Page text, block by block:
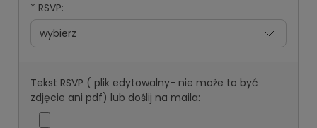
* RSVP:
Tekst RSVP ( plik edytowalny- nie może to być
zdjęcie ani pdf) lub doślij na maila: